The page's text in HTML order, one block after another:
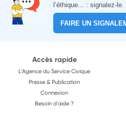
l’éthique... : signalez-le.
FAIRE UN
Accès rapide
L'Agence du Service Civique
Presse & Publication
Connexion
Besoin d'aide ?